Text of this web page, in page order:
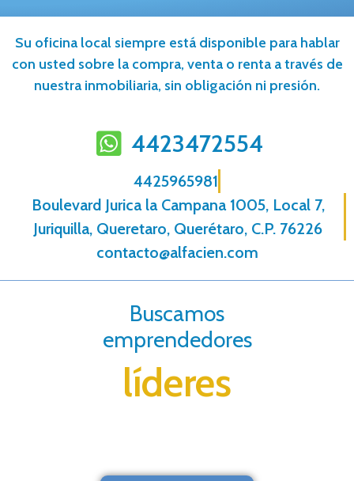
Su oficina local siempre está disponible para hablar
con usted sobre la compra, venta o renta a través de
nuestra inmobiliaria, sin obligación ni presión.
4423472554
4425965981
Boulevard Jurica la Campana 1005, Local 7,
Juriquilla, Queretaro, Querétaro, C.P. 76226
contacto@alfacien.com
Buscamos
emprendedores
líderes